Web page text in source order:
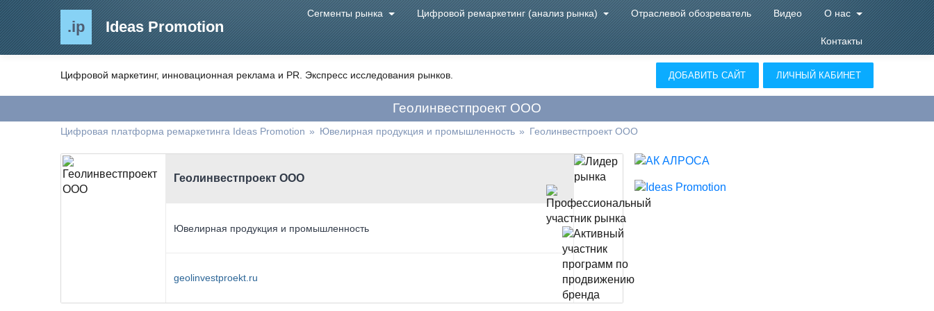
.ip Ideas Promotion
Сегменты рынка Цифровой ремаркетинг (анализ рынка) Отраслевой обозреватель Видео О нас
Контакты
Цифровой маркетинг, инновационная реклама и PR. Экспресс исследования рынков. ДОБАВИТЬ САЙТ ЛИЧНЫЙ КАБИНЕТ
Геолинвестпроект ООО
Цифровая платформа ремаркетинга Ideas Promotion » Ювелирная продукция и промышленность » Геолинвестпроект ООО
Геолинвестпроект ООО
Ювелирная продукция и промышленность
geolinvestproekt.ru